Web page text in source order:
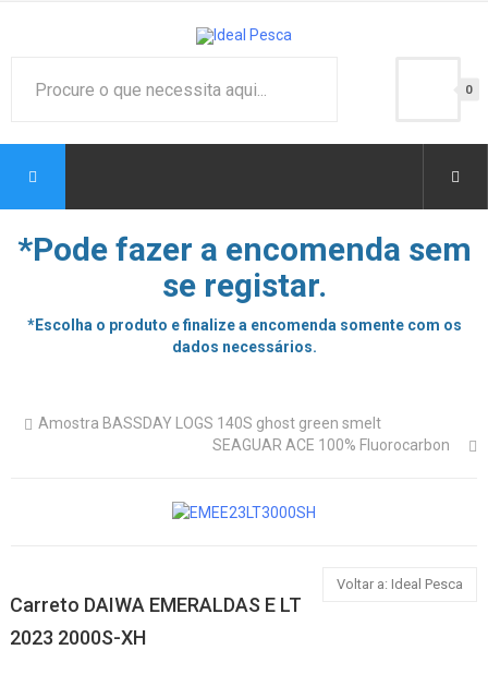
0
*Pode fazer a encomenda sem
se registar.
*Escolha o produto e finalize a encomenda somente com os
dados necessários.
Amostra BASSDAY LOGS 140S ghost green smelt
SEAGUAR ACE 100% Fluorocarbon
Voltar a: Ideal Pesca
Carreto DAIWA EMERALDAS E LT
2023 2000S-XH